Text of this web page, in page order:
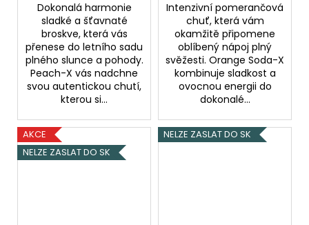
Dokonalá harmonie
sladké a šťavnaté
broskve, která vás
přenese do letního sadu
plného slunce a pohody.
Peach-X vás nadchne
svou autentickou chutí,
kterou si...
Intenzivní pomerančová
chuť, která vám
okamžitě připomene
oblíbený nápoj plný
svěžesti. Orange Soda-X
kombinuje sladkost a
ovocnou energii do
dokonalé...
AKCE
NELZE ZASLAT DO SK
NELZE ZASLAT DO SK